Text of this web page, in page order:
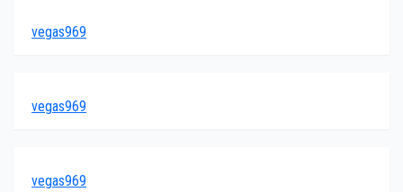
vegas969
vegas969
vegas969